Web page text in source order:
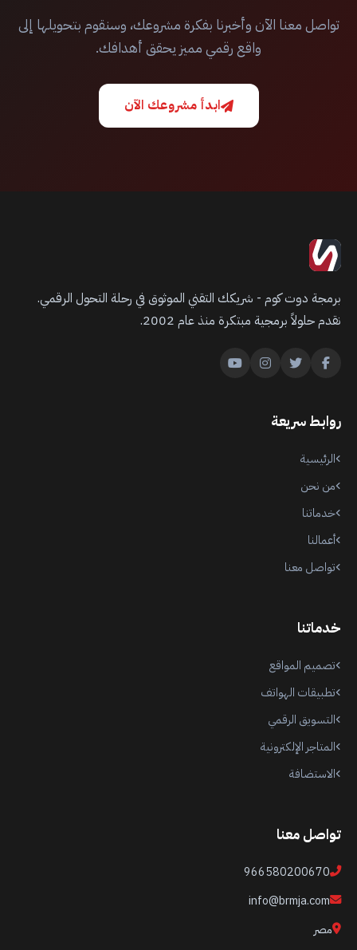
تواصل معنا الآن وأخبرنا بفكرة مشروعك، وسنقوم بتحويلها إلى
واقع رقمي مميز يحقق أهدافك.
ابدأ مشروعك الآن
برمجة دوت كوم - شريكك التقني الموثوق في رحلة التحول الرقمي.
نقدم حلولاً برمجية مبتكرة منذ عام 2002.
روابط سريعة
الرئيسية
من نحن
خدماتنا
أعمالنا
تواصل معنا
خدماتنا
تصميم المواقع
تطبيقات الهواتف
التسويق الرقمي
المتاجر الإلكترونية
الاستضافة
تواصل معنا
966580200670
info@brmja.com
مصر